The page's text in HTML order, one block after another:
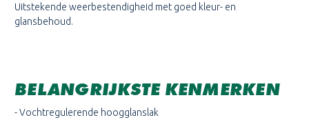
Uitstekende weerbestendigheid met goed kleur- en
glansbehoud.
BELANGRIJKSTE KENMERKEN
- Vochtregulerende hoogglanslak